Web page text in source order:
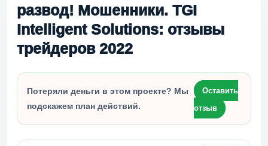
развод! Мошенники. TGI
Intelligent Solutions: отзывы
трейдеров 2022
Потеряли деньги в этом проекте? Мы
подскажем план действий.
Оставить
отзыв